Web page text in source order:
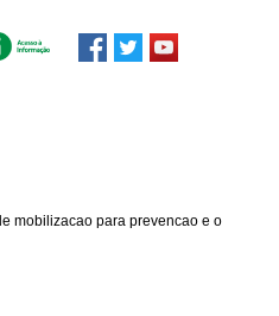
mobilizacao para prevencao e o